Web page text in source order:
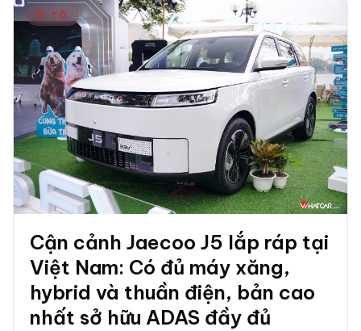
Ô TÔ
Cận cảnh Jaecoo J5 lắp ráp tại
Việt Nam: Có đủ máy xăng,
hybrid và thuần điện, bản cao
nhất sở hữu ADAS đầy đủ